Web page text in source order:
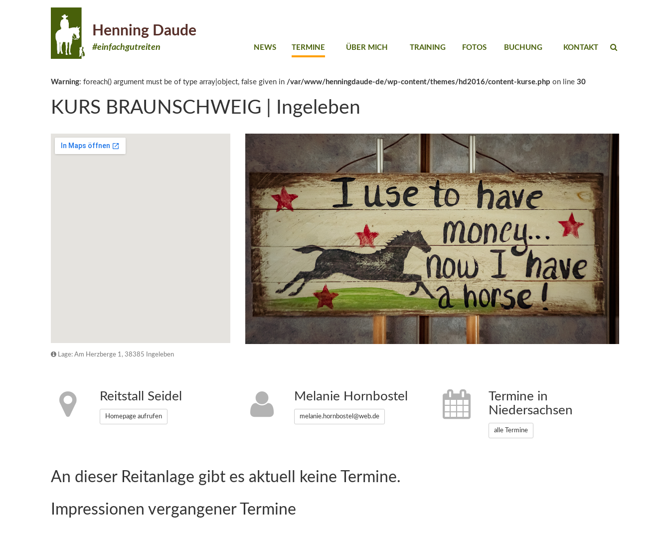
Henning Daude
#einfachgutreiten NEWS TERMINE ÜBER MICH TRAINING FOTOS BUCHUNG KONTAKT
Warning: foreach() argument must be of type array|object, false given in /var/www/henningdaude-de/wp-content/themes/hd2016/content-kurse.php on line 30
KURS BRAUNSCHWEIG | Ingeleben
Lage: Am Herzberge 1, 38385 Ingeleben
Reitstall Seidel
Homepage aufrufen
Melanie Hornbostel
melanie.hornbostel@web.de
Termine in
Niedersachsen
alle Termine
An dieser Reitanlage gibt es aktuell keine Termine.
Impressionen vergangener Termine